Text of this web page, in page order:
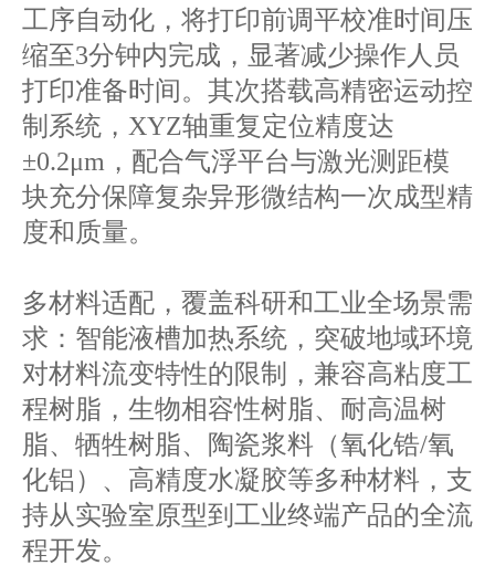
工序自动化，将打印前调平校准时间压
缩至3分钟内完成，显著减少操作人员
打印准备时间。其次搭载高精密运动控
制系统，XYZ轴重复定位精度达
±0.2μm，配合气浮平台与激光测距模
块充分保障复杂异形微结构一次成型精
度和质量。
多材料适配，覆盖科研和工业全场景需
求：智能液槽加热系统，突破地域环境
对材料流变特性的限制，兼容高粘度工
程树脂，生物相容性树脂、耐高温树
脂、牺牲树脂、陶瓷浆料（氧化锆/氧
化铝）、高精度水凝胶等多种材料，支
持从实验室原型到工业终端产品的全流
程开发。